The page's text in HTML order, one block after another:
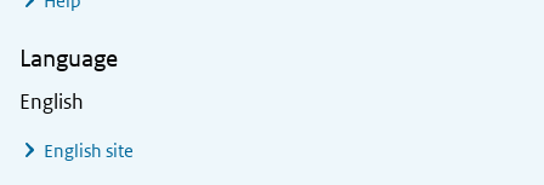
Language
English
English site